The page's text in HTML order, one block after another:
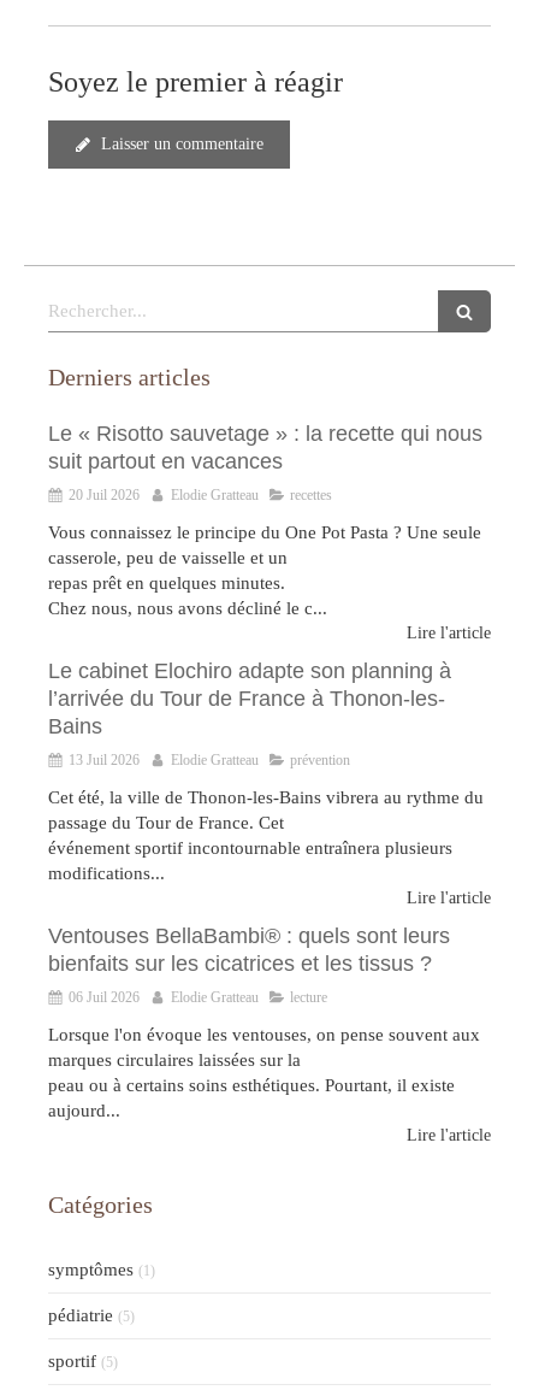
Soyez le premier à réagir
Laisser un commentaire
Rechercher
Derniers articles
Le « Risotto sauvetage » : la recette qui nous
suit partout en vacances
20 Juil 2026 Elodie Gratteau recettes
Vous connaissez le principe du One Pot Pasta ? Une seule
casserole, peu de vaisselle et un
repas prêt en quelques minutes.
Chez nous, nous avons décliné le c...
Lire l'article
Le cabinet Elochiro adapte son planning à
l’arrivée du Tour de France à Thonon-les-
Bains
13 Juil 2026 Elodie Gratteau prévention
Cet été, la ville de Thonon-les-Bains vibrera au rythme du
passage du Tour de France. Cet
événement sportif incontournable entraînera plusieurs
modifications...
Lire l'article
Ventouses BellaBambi® : quels sont leurs
bienfaits sur les cicatrices et les tissus ?
06 Juil 2026 Elodie Gratteau lecture
Lorsque l'on évoque les ventouses, on pense souvent aux
marques circulaires laissées sur la
peau ou à certains soins esthétiques. Pourtant, il existe
aujourd...
Lire l'article
Catégories
symptômes (1)
pédiatrie (5)
sportif (5)